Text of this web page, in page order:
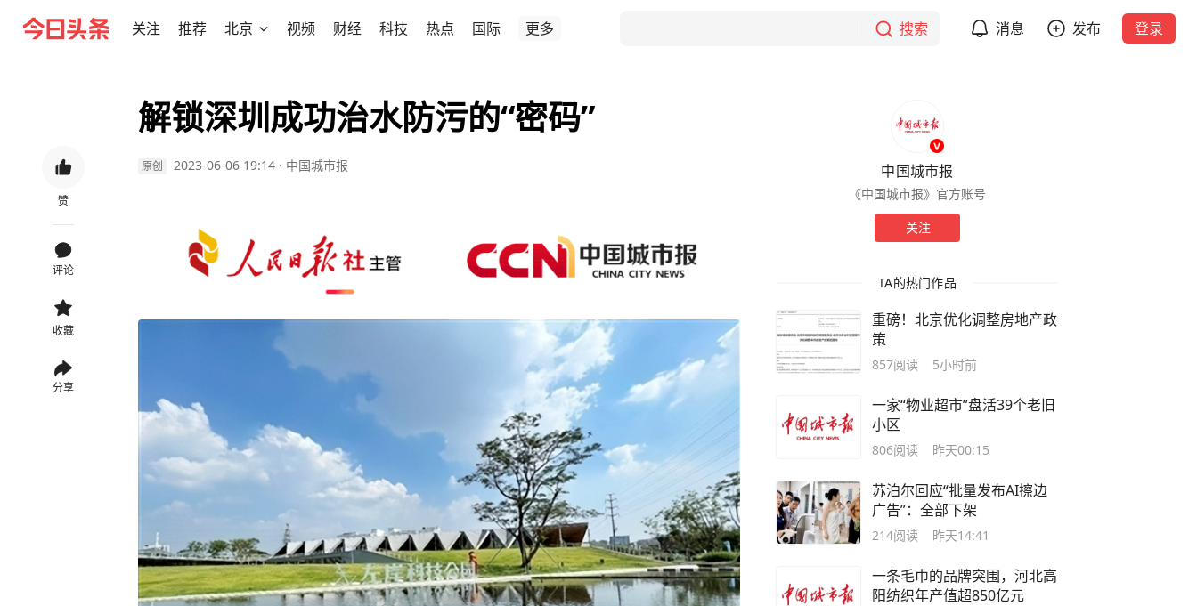
关注 推荐 北京 视频 财经 科技 热点 国际 更多 搜索 消息 发布 登录
赞
评论
收藏
分享
解锁深圳成功治水防污的“密码”
原创 2023-06-06 19:14 · 中国城市报 中国城市报
《中国城市报》官方账号
关注
TA的热门作品
重磅！北京优化调整房地产政
策
857阅读 5小时前
一家“物业超市”盘活39个老旧
小区
806阅读 昨天00:15
苏泊尔回应“批量发布AI擦边
广告”：全部下架
214阅读 昨天14:41
一条毛巾的品牌突围，河北高
阳纺织年产值超850亿元